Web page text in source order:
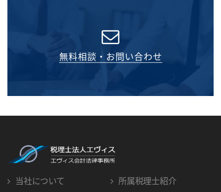
無料相談・お問い合わせ
当社について
所属税理士紹介